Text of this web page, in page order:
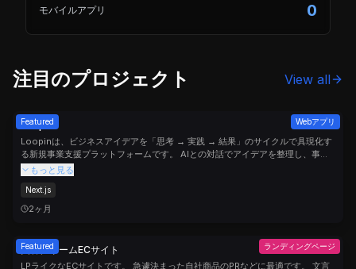
モバイルアプリ 0
注目のプロジェクト View all
Webアプリ
Featured
Loopin
Loopinは、ビジネスアイデアを「思考 → 実践 → 結果」のサイクルで具現化す
る新規事業支援プラットフォームです。 AIとの対話でアイデアを整理し、事業
計画書・PL表・評価レポートを自動生成。高額なコンサルを使わずに、低コス
トでプロレベルの資料を素早く作成でき、スタートアップや社内新規事業の立ち
上げを強力にサポートします。
もっと見る
Next.js
2ヶ月
ランディングページ
Featured
美容クリームECサイト
LPライクなECサイトです。 急遽決まった自社商品のPRなどに最適です。 文言